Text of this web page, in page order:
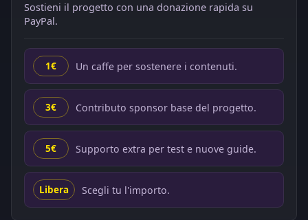
Sostieni il progetto con una donazione rapida su
PayPal.
1€ Un caffe per sostenere i contenuti.
3€ Contributo sponsor base del progetto.
5€ Supporto extra per test e nuove guide.
Libera Scegli tu l'importo.